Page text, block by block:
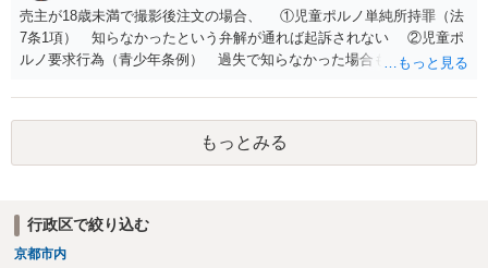
一方、後者であるなら、夫を被告として提訴に至る可能性も考える必
要が出てきます。 あなたと夫との夫婦関係の状況（別居中なのか、夫
婦関係は良好なのか、あなたが夫へ嘘をついたのか等）がよくわから
ないところがあり、実際にどのような対応がベターなのかを正確に検
討するためには、公開の相談ではなく、詳しい事実関係を整理した上
で弁護士へ直接相談するべきでしょう。
売主が18歳未満で撮影後注文の場合、 ①児童ポルノ単純所持罪（法
7条1項） 知らなかったという弁解が通れば起訴されない ②児童ポ
ルノ要求行為（青少年条例） 過失で知らなかった場合も処罰される
ることになります。 対応としては、福祉犯罪に詳しい弁護士に相談
した上で 相手方の地域も知らない・年齢も知らなかったという弁
解 もう消したので持ってない という弁解を用意して、警察相談を
検討してください。
もっとみる
行政区で絞り込む
京都市内